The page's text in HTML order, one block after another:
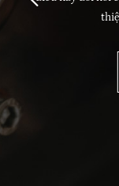
chuỗi cung
tính